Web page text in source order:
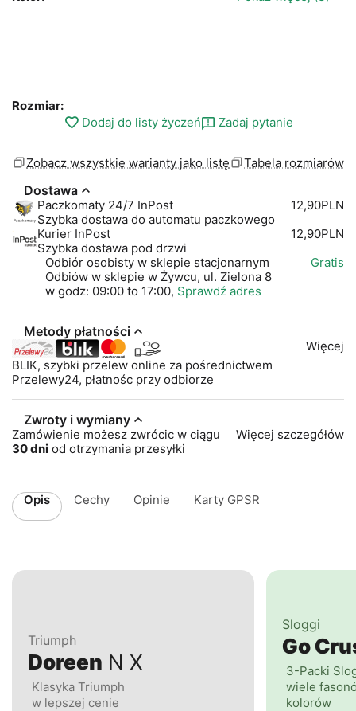
Rozmiar:
Dodaj do listy życzeń
Zadaj pytanie
Zobacz wszystkie warianty jako listę Tabela rozmiarów
Dostawa
Paczkomaty 24/7 InPost
Szybka dostawa do automatu paczkowego
12,90PLN
Kurier InPost
Szybka dostawa pod drzwi
12,90PLN
Odbiór osobisty w sklepie stacjonarnym
Odbiów w sklepie w Żywcu, ul. Zielona 8
w godz: 09:00 to 17:00, Sprawdź adres
Gratis
Metody płatności
BLIK, szybki przelew online za pośrednictwem
Przelewy24, płatnośc przy odbiorze
Więcej
Zwroty i wymiany
Zamówienie możesz zwrócic w ciągu
30 dni od otrzymania przesyłki
Więcej szczegółów
Opis Cechy Opinie Karty GPSR
Triumph
Doreen N X
Klasyka Triumph
w lepszej cenie
Sloggi
Go
3-Packi
wiele
kolorów